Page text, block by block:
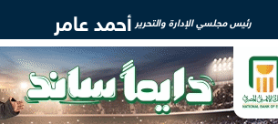
رئيس مجلسي الإدارة والتحرير أحمد عامر